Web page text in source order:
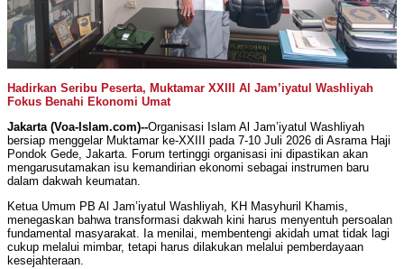
Hadirkan Seribu Peserta, Muktamar XXIII Al Jam’iyatul Washliyah
Fokus Benahi Ekonomi Umat
Jakarta (Voa-Islam.com)--Organisasi Islam Al Jam’iyatul Washliyah
bersiap menggelar Muktamar ke-XXIII pada 7-10 Juli 2026 di Asrama Haji
Pondok Gede, Jakarta. Forum tertinggi organisasi ini dipastikan akan
mengarusutamakan isu kemandirian ekonomi sebagai instrumen baru
dalam dakwah keumatan.
​Ketua Umum PB Al Jam’iyatul Washliyah, KH Masyhuril Khamis,
menegaskan bahwa transformasi dakwah kini harus menyentuh persoalan
fundamental masyarakat. Ia menilai, membentengi akidah umat tidak lagi
cukup melalui mimbar, tetapi harus dilakukan melalui pemberdayaan
kesejahteraan.